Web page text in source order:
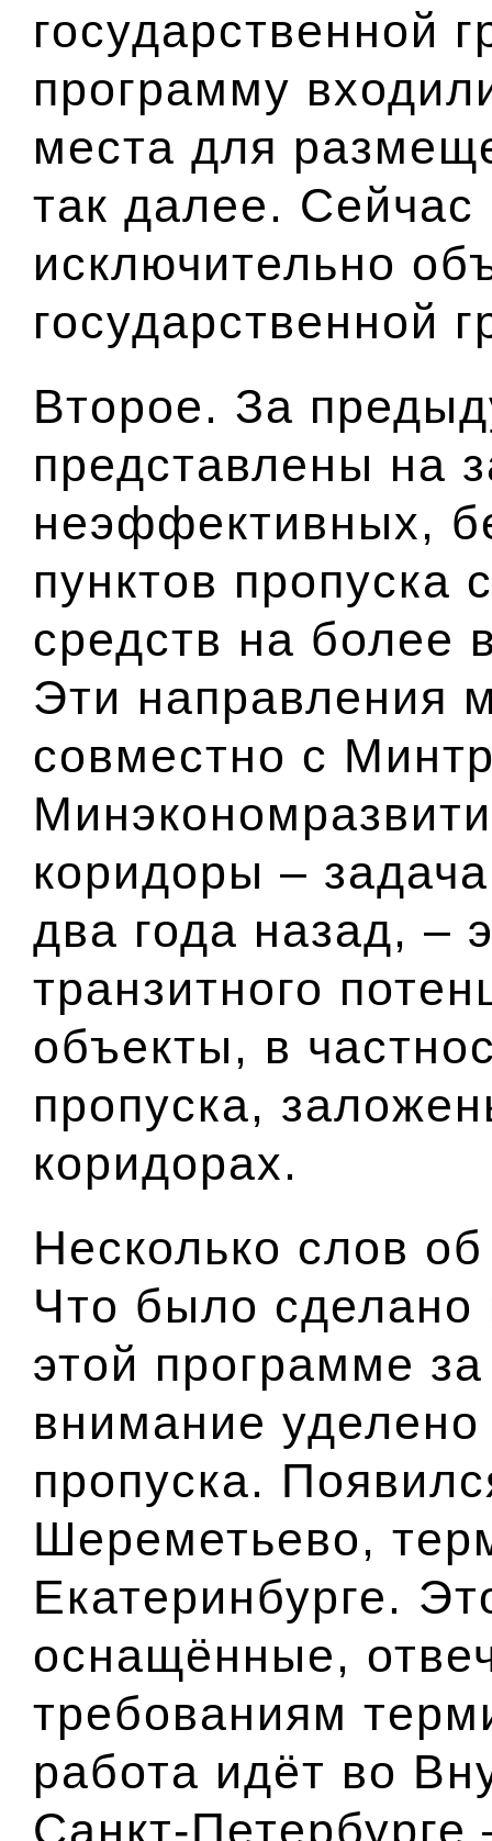
государственной
программу
места для
так далее.
исключительно
государственной
Второе. За
представлены на
неэффективных,
пунктов пропуска
средств на более
Эти направления
совместно с
коридоры –
два года назад, –
транзитного
объекты, в
пропуска,
коридорах.
Несколько слов
Что было сделано
этой программе
внимание
пропуска.
Шереметьево,
Екатеринбурге.
оснащённые,
требованиям
работа идёт во
Санкт-